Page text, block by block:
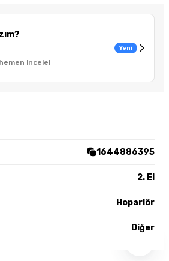
incele!
Yeni
1644886395
2. El
Hoparlör
Diğer